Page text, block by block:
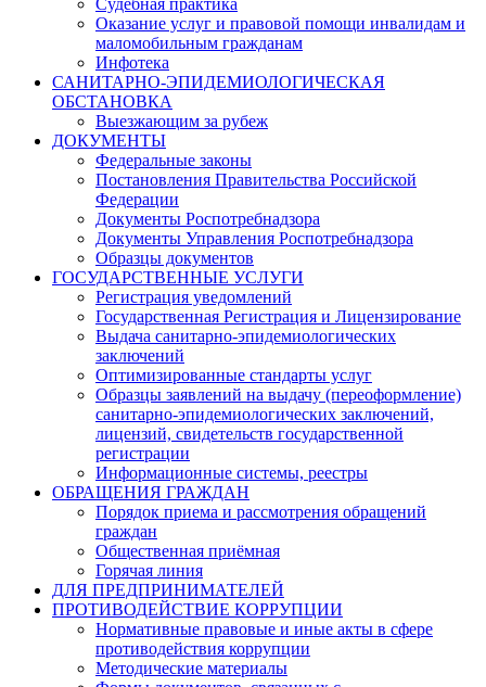
Судебная практика
Оказание услуг и правовой помощи инвалидам и
маломобильным гражданам
Инфотека
САНИТАРНО-ЭПИДЕМИОЛОГИЧЕСКАЯ
ОБСТАНОВКА
Выезжающим за рубеж
ДОКУМЕНТЫ
Федеральные законы
Постановления Правительства Российской
Федерации
Документы Роспотребнадзора
Документы Управления Роспотребнадзора
Образцы документов
ГОСУДАРСТВЕННЫЕ УСЛУГИ
Регистрация уведомлений
Государственная Регистрация и Лицензирование
Выдача санитарно-эпидемиологических
заключений
Оптимизированные стандарты услуг
Образцы заявлений на выдачу (переоформление)
санитарно-эпидемиологических заключений,
лицензий, свидетельств государственной
регистрации
Информационные системы, реестры
ОБРАЩЕНИЯ ГРАЖДАН
Порядок приема и рассмотрения обращений
граждан
Общественная приёмная
Горячая линия
ДЛЯ ПРЕДПРИНИМАТЕЛЕЙ
ПРОТИВОДЕЙСТВИЕ КОРРУПЦИИ
Нормативные правовые и иные акты в сфере
противодействия коррупции
Методические материалы